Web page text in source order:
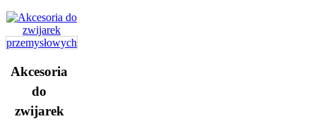
Akcesoria
do
zwijarek